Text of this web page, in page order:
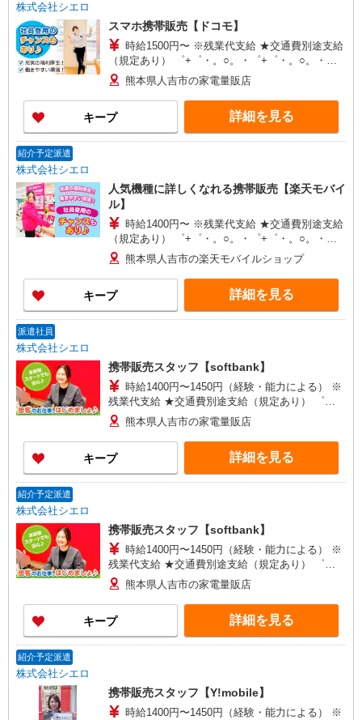
株式会社シエロ
スマホ携帯販売【ドコモ】
時給1500円〜 ※残業代支給 ★交通費別途支給
（規定あり） ゜+゜・。○。・゜+゜・。○。・゜
+゜ 入社祝い金10万円支給(規定有) お友達を紹介
頂くと, インセンティブ支給(規定有) ★月2回払
い・週払い可能（規程有）★ ゜・。○。・゜
+゜・。○。・゜+゜
熊本県人吉市の家電量販店
キープ 詳細を見る
紹介予定派遣
株式会社シエロ
人気機種に詳しくなれる携帯販売【楽天モバイ
ル】
時給1400円〜 ※残業代支給 ★交通費別途支給
（規定あり） ゜+゜・。○。・゜+゜・。○。・゜
+゜ 入社祝い金10万円支給(規定有) お友達を紹介
頂くと, インセンティブ支給(規定有) ★月2回払
い・週払い可能（規程有）★ ゜・。○。・゜
+゜・。○。・゜+゜
熊本県人吉市の楽天モバイルショップ
キープ 詳細を見る
派遣社員
株式会社シエロ
携帯販売スタッフ【softbank】
時給1400円〜1450円（経験・能力による） ※
残業代支給 ★交通費別途支給（規定あり） ゜
+゜・。○。・゜+゜・。○。・゜+゜ 入社祝い金10
万円支給(規定有) お友達を紹介頂くと, インセンテ
ィブ支給(規定有) ★月2回払い・週払い可能（規程
有）★ ゜・。○。・゜+゜・。○。・゜+゜
熊本県人吉市の家電量販店
キープ 詳細を見る
紹介予定派遣
株式会社シエロ
携帯販売スタッフ【softbank】
時給1400円〜1450円（経験・能力による） ※
残業代支給 ★交通費別途支給（規定あり） ゜
+゜・。○。・゜+゜・。○。・゜+゜ 入社祝い金10
万円支給(規定有) お友達を紹介頂くと, インセンテ
ィブ支給(規定有) ★月2回払い・週払い可能（規程
有）★ ゜・。○。・゜+゜・。○。・゜+゜
熊本県人吉市の家電量販店
キープ 詳細を見る
紹介予定派遣
株式会社シエロ
携帯販売スタッフ【Y!mobile】
時給1400円〜1450円（経験・能力による） ※